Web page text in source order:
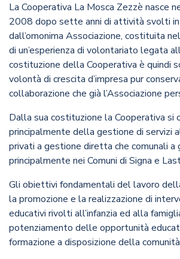
La Cooperativa La Mosca Zezzè nasce
2008 dopo sette anni di attività svolti in
dall’omonima Associazione, costituita
di un’esperienza di volontariato legata
costituzione della Cooperativa è quindi
volontà di crescita d’impresa pur
collaborazione che già l’Associazione
Dalla sua costituzione la Cooperativa si
principalmente della gestione di servizi
privati a gestione diretta che comunali
principalmente nei Comuni di Signa e
Gli obiettivi fondamentali del lavoro
la promozione e la realizzazione di
educativi rivolti all’infanzia ed alla
potenziamento delle opportunità
formazione a disposizione della